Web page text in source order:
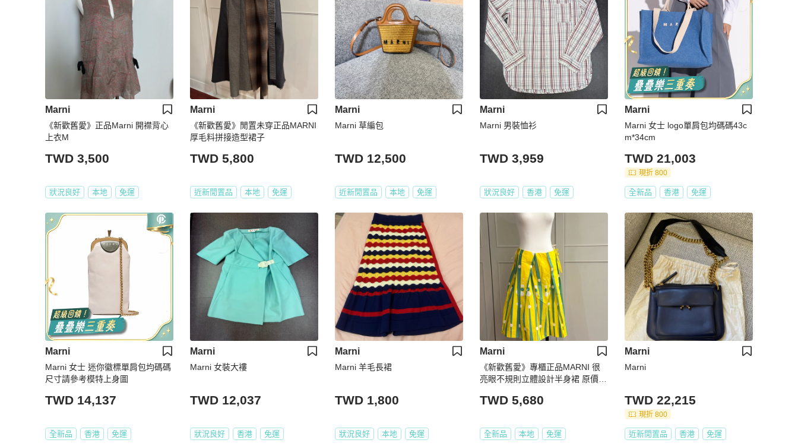
Marni
《新歡舊愛》正品Marni 開襟背心
上衣M
TWD 3,500
狀況良好 本地 免運
Marni
《新歡舊愛》閒置未穿正品MARNI
厚毛料拼接造型裙子
TWD 5,800
近新閒置品 本地 免運
Marni
Marni 草編包
TWD 12,500
近新閒置品 本地 免運
Marni
Marni 男裝恤衫
TWD 3,959
狀況良好 香港 免運
Marni
Marni 女士 logo單肩包均碼碼43c
m*34cm
TWD 21,003
現折 800
全新品 香港 免運
Marni
Marni 女士 迷你徽標單肩包均碼碼
尺寸請參考模特上身圖
TWD 14,137
全新品 香港 免運
Marni
Marni 女裝大褸
TWD 12,037
狀況良好 香港 免運
Marni
Marni 羊毛長裙
TWD 1,800
狀況良好 本地 免運
Marni
《新歡舊愛》專櫃正品MARNI 很
亮眼不規則立體設計半身裙 原價29
TWD 5,680
全新品 本地 免運
Marni
Marni
TWD 22,215
現折 800
近新閒置品 香港 免運